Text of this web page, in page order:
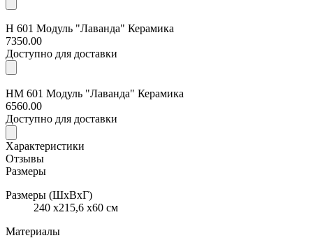
Н 601 Модуль "Лаванда" Керамика
7350.00
Доступно для доставки
НМ 601 Модуль "Лаванда" Керамика
6560.00
Доступно для доставки
Характеристики
Отзывы
Размеры
Размеры (ШхВхГ)
240 x215,6 x60 см
Материалы